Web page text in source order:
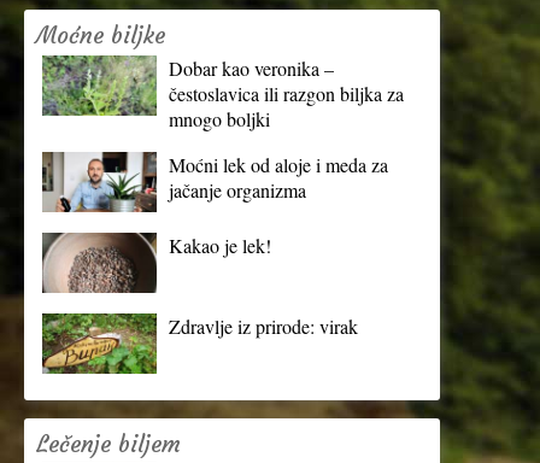
Moćne biljke
Dobar kao veronika –
čestoslavica ili razgon biljka za
mnogo boljki
Moćni lek od aloje i meda za
jačanje organizma
Kakao je lek!
Zdravlje iz prirode: virak
Lečenje biljem